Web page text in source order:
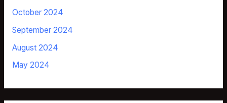
October 2024
September 2024
August 2024
May 2024